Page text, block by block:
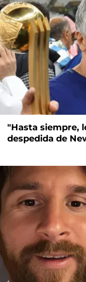
"Hasta siempre,
despedida de